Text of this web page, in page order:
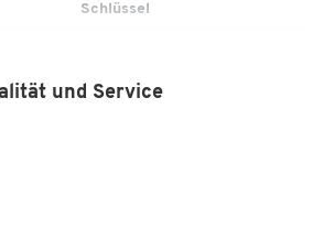
Schlüssel
Zylinderschloss
und Service